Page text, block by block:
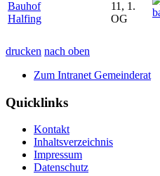
Bauhof
Halfing
11, 1.
OG
drucken nach oben
Zum Intranet Gemeinderat
Quicklinks
Kontakt
Inhaltsverzeichnis
Impressum
Datenschutz